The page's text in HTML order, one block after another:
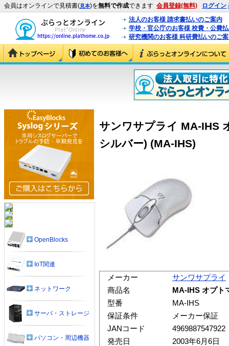
会員はオンラインで見積書(見本)を無料で作成できます 会員登録(無料) ログイン
法人のお客様 請求書払いのご案内
学校・官公庁のお客様 校費・公費
研究機関のお客様 科研費払いのご
サンワサプライ MA-IHS
シルバー) (MA-IHS)
メーカー
サンワサプライ
商品名
MA-IHS オプト
型番
MA-IHS
保証条件
メーカー保証
JANコード
4969887547922
発売日
2003年6月6日
OpenBlocks
IoT関連
ネットワーク
サーバ・ストレージ
パソコン・周辺機器